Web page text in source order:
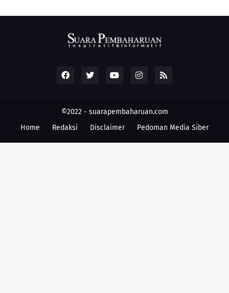
©2022 - suarapembaharuan.com
Home
Redaksi Disclaimer Pedoman Media Siber